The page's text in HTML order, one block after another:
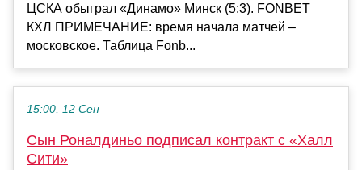
ЦСКА обыграл «Динамо» Минск (5:3). FONBET
КХЛ ПРИМЕЧАНИЕ: время начала матчей –
московское. Таблица Fonb...
15:00, 12 Сен
Сын Роналдиньо подписал контракт с «Халл
Сити»